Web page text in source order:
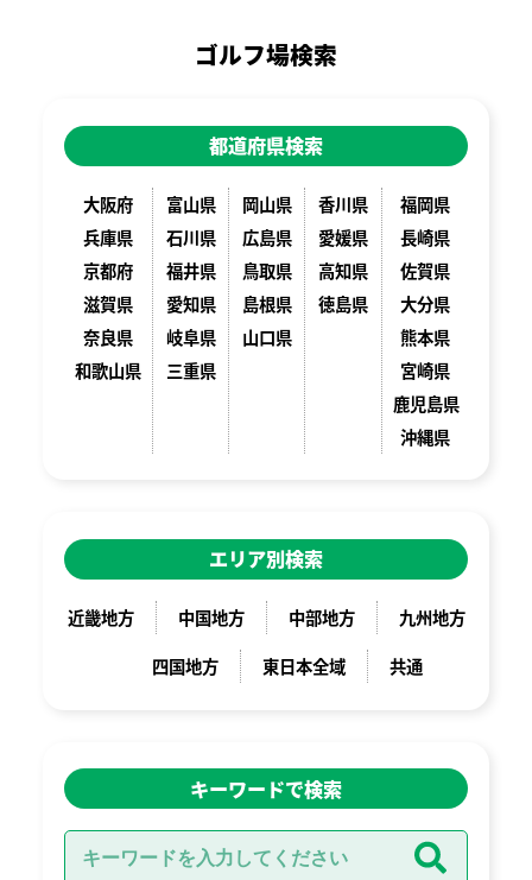
ゴルフ場検索
都道府県検索
大阪府
兵庫県
京都府
滋賀県
奈良県
和歌山県
富山県
石川県
福井県
愛知県
岐阜県
三重県
岡山県
広島県
鳥取県
島根県
山口県
香川県
愛媛県
高知県
徳島県
福岡県
長崎県
佐賀県
大分県
熊本県
宮崎県
鹿児島県
沖縄県
エリア別検索
近畿地方 中国地方 中部地方
九州地方
四国地方
東日本全域 共通
キーワードで検索